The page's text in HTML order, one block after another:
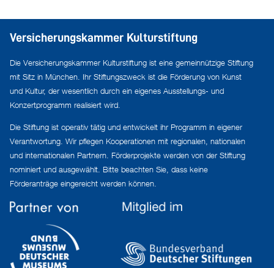
Versicherungskammer Kulturstiftung
Die Versicherungskammer Kulturstiftung ist eine gemeinnützige Stiftung
mit Sitz in München. Ihr Stiftungszweck ist die Förderung von Kunst
und Kultur, der wesentlich durch ein eigenes Ausstellungs- und
Konzertprogramm realisiert wird.
Die Stiftung ist operativ tätig und entwickelt ihr Programm in eigener
Verantwortung. Wir pflegen Kooperationen mit regionalen, nationalen
und internationalen Partnern. Förderprojekte werden von der Stiftung
nominiert und ausgewählt. Bitte beachten Sie, dass keine
Förderanträge eingereicht werden können.